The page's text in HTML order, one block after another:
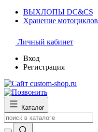
ВЫХЛОПЫ DC&CS
Хранение мотоциклов
Личный кабинет
Вход
Регистрация
Каталог